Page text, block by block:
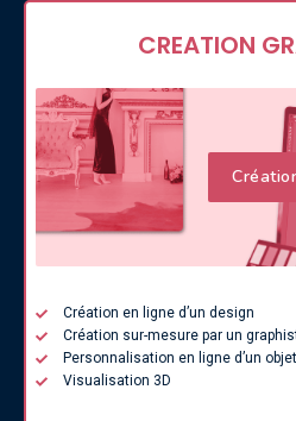
CREATION
Création en ligne d’un design
Création sur-mesure par un
Personnalisation en ligne d’un objet
Visualisation 3D